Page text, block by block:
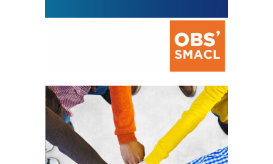
La prévention des conflits
d’intérêts
18 septembre 2023
FEUILLETER